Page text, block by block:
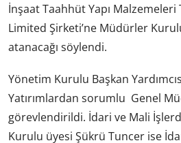
İnşaat Taahhüt Yapı Malzemeleri
Limited Şirketi’ne Müdürler
atanacağı söylendi.
Yönetim Kurulu Başkan
Yatırımlardan sorumlu Genel
görevlendirildi. İdari ve Mali
Kurulu üyesi Şükrü Tuncer ise